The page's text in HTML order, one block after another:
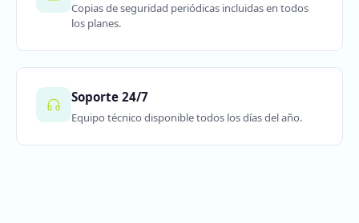
Copias de seguridad periódicas incluidas en todos
los planes.
Soporte 24/7
Equipo técnico disponible todos los días del año.